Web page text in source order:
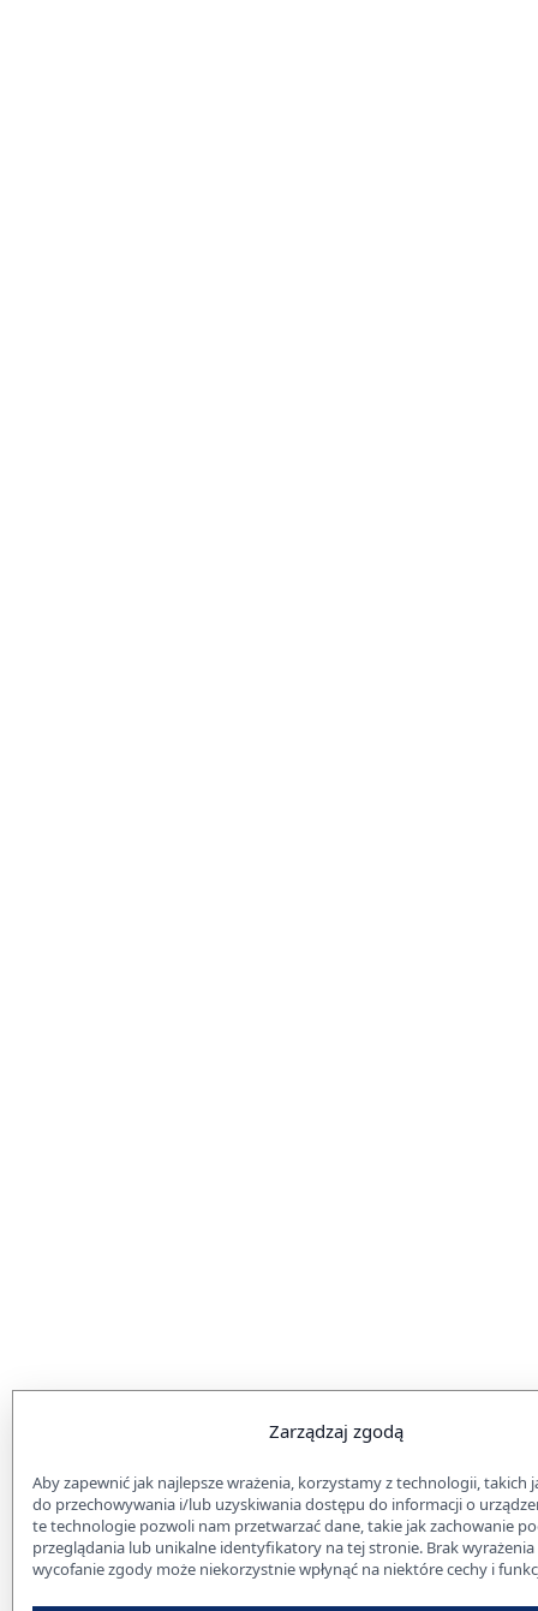
Zarządzaj zgodą
Aby zapewnić jak najlepsze wrażenia, korzystamy z technologii, takich
do przechowywania i/lub uzyskiwania dostępu do informacji o
te technologie pozwoli nam przetwarzać dane, takie jak zachowanie
przeglądania lub unikalne identyfikatory na tej stronie. Brak
wycofanie zgody może niekorzystnie wpłynąć na niektóre cechy i